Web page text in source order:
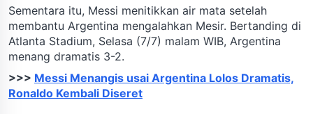
Sementara itu, Messi menitikkan air mata setelah
membantu Argentina mengalahkan Mesir. Bertanding di
Atlanta Stadium, Selasa (7/7) malam WIB, Argentina
menang dramatis 3-2.
>>> Messi Menangis usai Argentina Lolos Dramatis,
Ronaldo Kembali Diseret